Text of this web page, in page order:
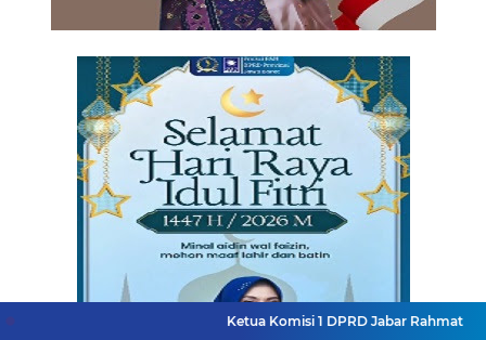
Ketua Komisi 1 DPRD Jabar Rahmat Hidayat Djati